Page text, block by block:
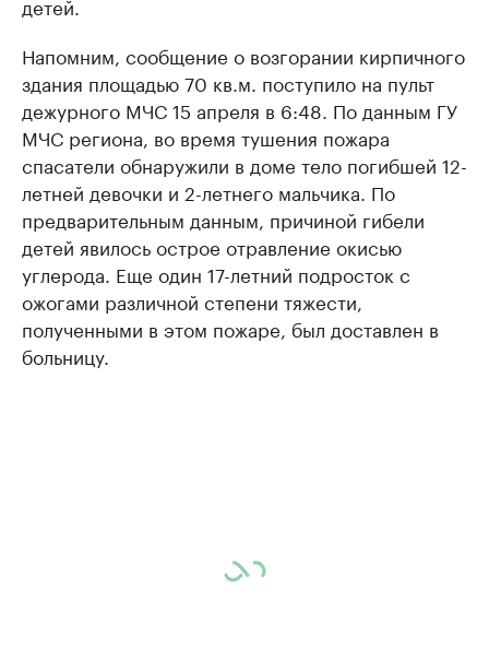
Напомним, сообщение о возгорании кирпичного
здания площадью 70 кв.м. поступило на пульт
дежурного МЧС 15 апреля в 6:48. По данным ГУ
МЧС региона, во время тушения пожара
спасатели обнаружили в доме тело погибшей 12-
летней девочки и 2-летнего мальчика. По
предварительным данным, причиной гибели
детей явилось острое отравление окисью
углерода. Еще один 17-летний подросток с
ожогами различной степени тяжести,
полученными в этом пожаре, был доставлен в
больницу.